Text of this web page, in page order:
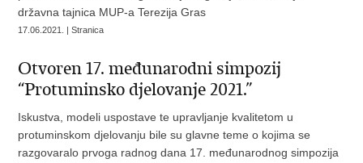
državna tajnica MUP-a Terezija Gras
17.06.2021. | Stranica
Otvoren 17. međunarodni simpozij
“Protuminsko djelovanje 2021.”
Iskustva, modeli uspostave te upravljanje kvalitetom u
protuminskom djelovanju bile su glavne teme o kojima se
razgovaralo prvoga radnog dana 17. međunarodnog simpozija